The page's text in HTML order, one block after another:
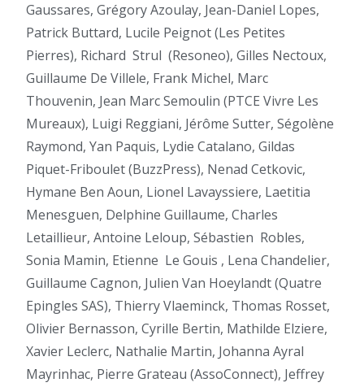
Gaussares, Grégory Azoulay, Jean-Daniel Lopes,
Patrick Buttard, Lucile Peignot (Les Petites
Pierres), Richard Strul (Resoneo), Gilles Nectoux,
Guillaume De Villele, Frank Michel, Marc
Thouvenin, Jean Marc Semoulin (PTCE Vivre Les
Mureaux), Luigi Reggiani, Jérôme Sutter, Ségolène
Raymond, Yan Paquis, Lydie Catalano, Gildas
Piquet-Friboulet (BuzzPress), Nenad Cetkovic,
Hymane Ben Aoun, Lionel Lavayssiere, Laetitia
Menesguen, Delphine Guillaume, Charles
Letaillieur, Antoine Leloup, Sébastien Robles,
Sonia Mamin, Etienne Le Gouis , Lena Chandelier,
Guillaume Cagnon, Julien Van Hoeylandt (Quatre
Epingles SAS), Thierry Vlaeminck, Thomas Rosset,
Olivier Bernasson, Cyrille Bertin, Mathilde Elziere,
Xavier Leclerc, Nathalie Martin, Johanna Ayral
Mayrinhac, Pierre Grateau (AssoConnect), Jeffrey